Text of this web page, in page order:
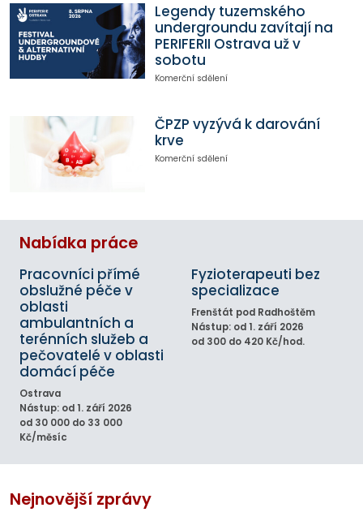
Legendy tuzemského
undergroundu zavítají na
PERIFERII Ostrava už v
sobotu
Komerční sdělení
ČPZP vyzývá k darování
krve
Komerční sdělení
Nabídka práce
Pracovníci přímé
obslužné péče v
oblasti
ambulantních a
terénních služeb a
pečovatelé v oblasti
domácí péče
Ostrava
Nástup: od 1. září 2026
od 30 000 do 33 000
Kč/měsíc
Fyzioterapeuti bez
specializace
Frenštát pod Radhoštěm
Nástup: od 1. září 2026
od 300 do 420 Kč/hod.
Nejnovější zprávy